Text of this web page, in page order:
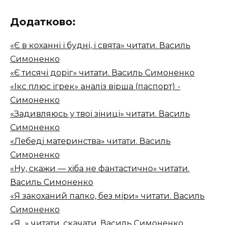
Додатково:
«Є в коханні і будні, і свята» читати. Василь
Симоненко
«Є тисячі доріг» читати. Василь Симоненко
«Ікс плюс ігрек» аналіз вірша (паспорт) -
Симоненко
«Задивляюсь у твої зіниці» читати. Василь
Симоненко
«Лебеді материнства» читати. Василь
Симоненко
«Ну, скажи — хіба не фантастично» читати.
Василь Симоненко
«Я закоханий палко, без міри» читати. Василь
Симоненко
«Я...» читати, скачати. Василь Симоненко